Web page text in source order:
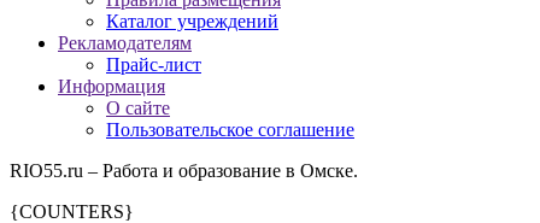
Каталог учреждений
Рекламодателям
Прайс-лист
Информация
О сайте
Пользовательское соглашение
RIO55.ru – Работа и образование в Омске.
{COUNTERS}